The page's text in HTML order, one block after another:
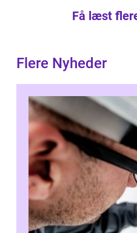
Få læst
Flere Nyheder